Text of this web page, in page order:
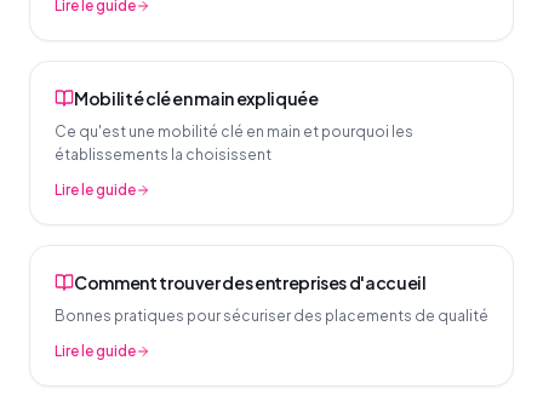
Lire le guide
Mobilité clé en main expliquée
Ce qu'est une mobilité clé en main et pourquoi les
établissements la choisissent
Lire le guide
Comment trouver des entreprises d'accueil
Bonnes pratiques pour sécuriser des placements de qualité
Lire le guide